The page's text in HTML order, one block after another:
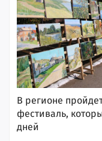
В регионе
фестиваль,
дней